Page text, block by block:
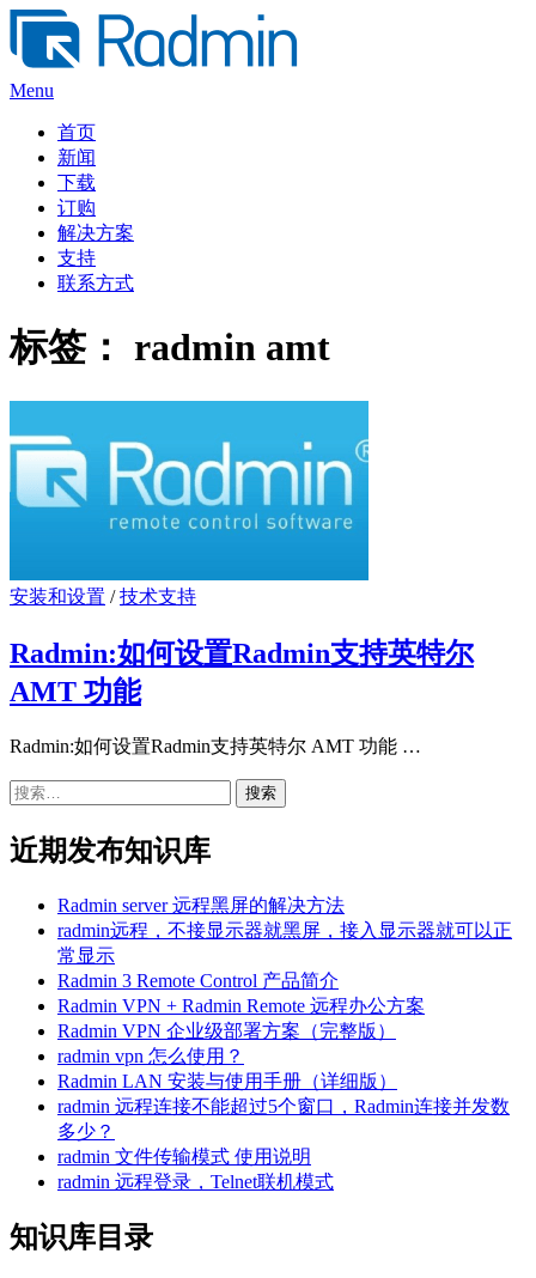
Skip
content
Menu
首页
新闻
下载
订购
解决方案
支持
联系方式
标签： radmin amt
安装和设置 /技术支持
Radmin:如何设置Radmin支持英特尔
AMT 功能
Radmin:如何设置Radmin支持英特尔 AMT 功能 …
搜
近期发布知识库
Radmin server 远程黑屏的解决方法
radmin远程，不接显示器就黑屏，接入显示器就可以正
常显示
Radmin 3 Remote Control 产品简介
Radmin VPN + Radmin Remote 远程办公方案
Radmin VPN 企业级部署方案（完整版）
radmin vpn 怎么使用？
Radmin LAN 安装与使用手册（详细版）
radmin 远程连接不能超过5个窗口，Radmin连接并发数
多少？
radmin 文件传输模式 使用说明
radmin 远程登录，Telnet联机模式
知识库目录